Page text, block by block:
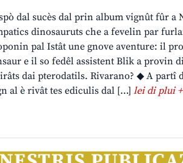
dal sucès dal prin album vignût fûr a
dinosauruts che a fevelin par
pal Istât une gnove aventure: il
e il so fedêl assistent Blik a provin
dai pterodatils. Rivarano? ◆ A partî
al è rivât tes ediculis dal […] lei di plui +